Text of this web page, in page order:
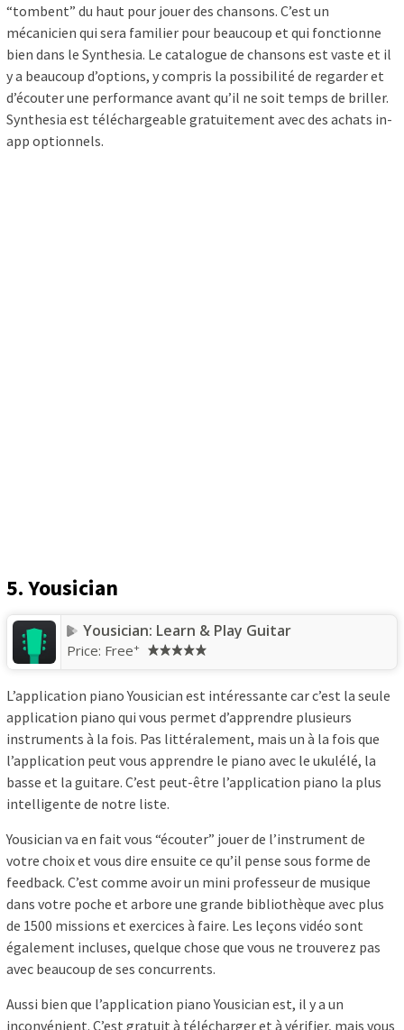
“tombent” du haut pour jouer des chansons. C’est un
mécanicien qui sera familier pour beaucoup et qui fonctionne
bien dans le Synthesia. Le catalogue de chansons est vaste et il
y a beaucoup d’options, y compris la possibilité de regarder et
d’écouter une performance avant qu’il ne soit temps de briller.
Synthesia est téléchargeable gratuitement avec des achats in-
app optionnels.
5. Yousician
Yousician: Learn & Play Guitar
Price: Free+
L’application piano Yousician est intéressante car c’est la seule
application piano qui vous permet d’apprendre plusieurs
instruments à la fois. Pas littéralement, mais un à la fois que
l’application peut vous apprendre le piano avec le ukulélé, la
basse et la guitare. C’est peut-être l’application piano la plus
intelligente de notre liste.
Yousician va en fait vous “écouter” jouer de l’instrument de
votre choix et vous dire ensuite ce qu’il pense sous forme de
feedback. C’est comme avoir un mini professeur de musique
dans votre poche et arbore une grande bibliothèque avec plus
de 1500 missions et exercices à faire. Les leçons vidéo sont
également incluses, quelque chose que vous ne trouverez pas
avec beaucoup de ses concurrents.
Aussi bien que l’application piano Yousician est, il y a un
inconvénient. C’est gratuit à télécharger et à vérifier, mais vous